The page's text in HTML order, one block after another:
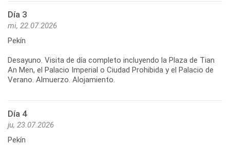
Día 3
mi, 22.07.2026
Pekín
Desayuno. Visita de día completo incluyendo la Plaza de Tian
An Men, el Palacio Imperial o Ciudad Prohibida y el Palacio de
Día 4
ju, 23.07.2026
Pekín